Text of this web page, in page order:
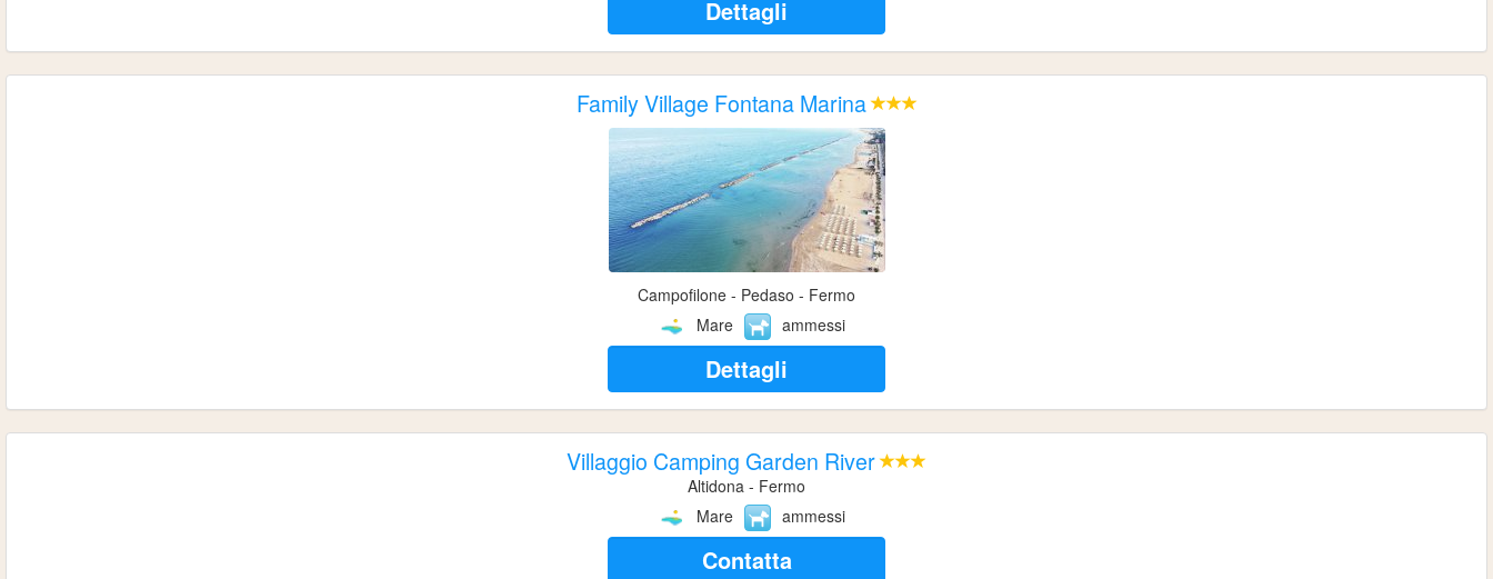
Dettagli
Family Village Fontana Marina
Campofilone - Pedaso - Fermo
Mare
ammessi
Dettagli
Villaggio Camping Garden River
Altidona - Fermo
Mare
ammessi
Contatta